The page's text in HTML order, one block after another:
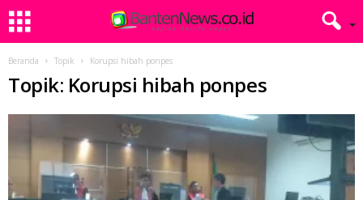
Beranda Topik Korupsi hibah ponpes
Topik: Korupsi hibah ponpes